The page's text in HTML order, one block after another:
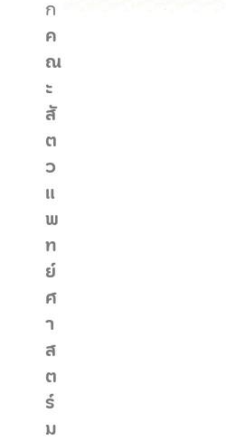
ก
ค
ณ
ะ
สั
ต
ว
แ
พ
ท
ย์
ศ
า
ส
ต
ร์
ม